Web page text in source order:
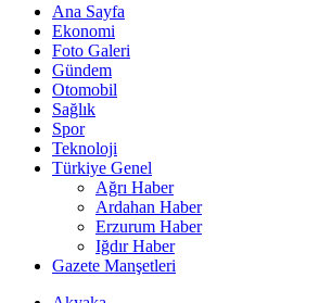
Ana Sayfa
Ekonomi
Foto Galeri
Gündem
Otomobil
Sağlık
Spor
Teknoloji
Türkiye Genel
Ağrı Haber
Ardahan Haber
Erzurum Haber
Iğdır Haber
Gazete Manşetleri